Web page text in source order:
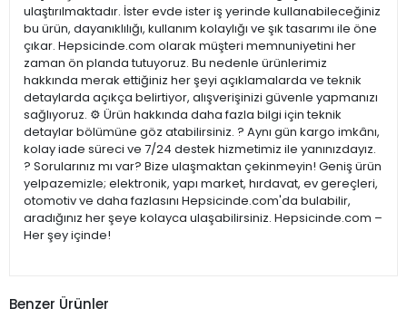
ulaştırılmaktadır. İster evde ister iş yerinde kullanabileceğiniz
bu ürün, dayanıklılığı, kullanım kolaylığı ve şık tasarımı ile öne
çıkar. Hepsicinde.com olarak müşteri memnuniyetini her
zaman ön planda tutuyoruz. Bu nedenle ürünlerimiz
hakkında merak ettiğiniz her şeyi açıklamalarda ve teknik
detaylarda açıkça belirtiyor, alışverişinizi güvenle yapmanızı
sağlıyoruz. ⚙️ Ürün hakkında daha fazla bilgi için teknik
detaylar bölümüne göz atabilirsiniz. ? Aynı gün kargo imkânı,
kolay iade süreci ve 7/24 destek hizmetimiz ile yanınızdayız.
? Sorularınız mı var? Bize ulaşmaktan çekinmeyin! Geniş ürün
yelpazemizle; elektronik, yapı market, hırdavat, ev gereçleri,
otomotiv ve daha fazlasını Hepsicinde.com'da bulabilir,
aradığınız her şeye kolayca ulaşabilirsiniz. Hepsicinde.com –
Her şey içinde!
Benzer Ürünler